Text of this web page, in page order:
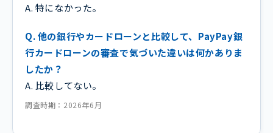
A. 特になかった。
Q. 他の銀行やカードローンと比較して、PayPay銀
行カードローンの審査で気づいた違いは何かありま
したか？
A. 比較してない。
調査時期：2026年6月